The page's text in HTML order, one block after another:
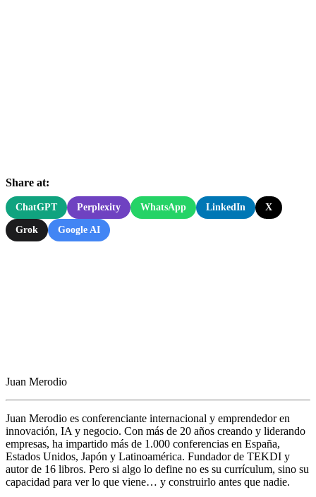
Share at:
ChatGPT Perplexity WhatsApp LinkedIn X
Grok Google AI
Juan Merodio
Juan Merodio es conferenciante internacional y emprendedor en
innovación, IA y negocio. Con más de 20 años creando y liderando
empresas, ha impartido más de 1.000 conferencias en España,
Estados Unidos, Japón y Latinoamérica. Fundador de TEKDI y
autor de 16 libros. Pero si algo lo define no es su currículum, sino su
capacidad para ver lo que viene… y construirlo antes que nadie.